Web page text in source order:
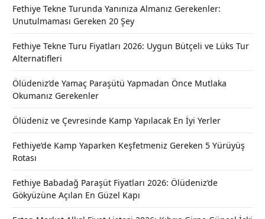
Fethiye Tekne Turunda Yanınıza Almanız Gerekenler:
Unutulmaması Gereken 20 Şey
Fethiye Tekne Turu Fiyatları 2026: Uygun Bütçeli ve Lüks Tur
Alternatifleri
Ölüdeniz’de Yamaç Paraşütü Yapmadan Önce Mutlaka
Okumanız Gerekenler
Ölüdeniz ve Çevresinde Kamp Yapılacak En İyi Yerler
Fethiye’de Kamp Yaparken Keşfetmeniz Gereken 5 Yürüyüş
Rotası
Fethiye Babadağ Paraşüt Fiyatları 2026: Ölüdeniz’de
Gökyüzüne Açılan En Güzel Kapı